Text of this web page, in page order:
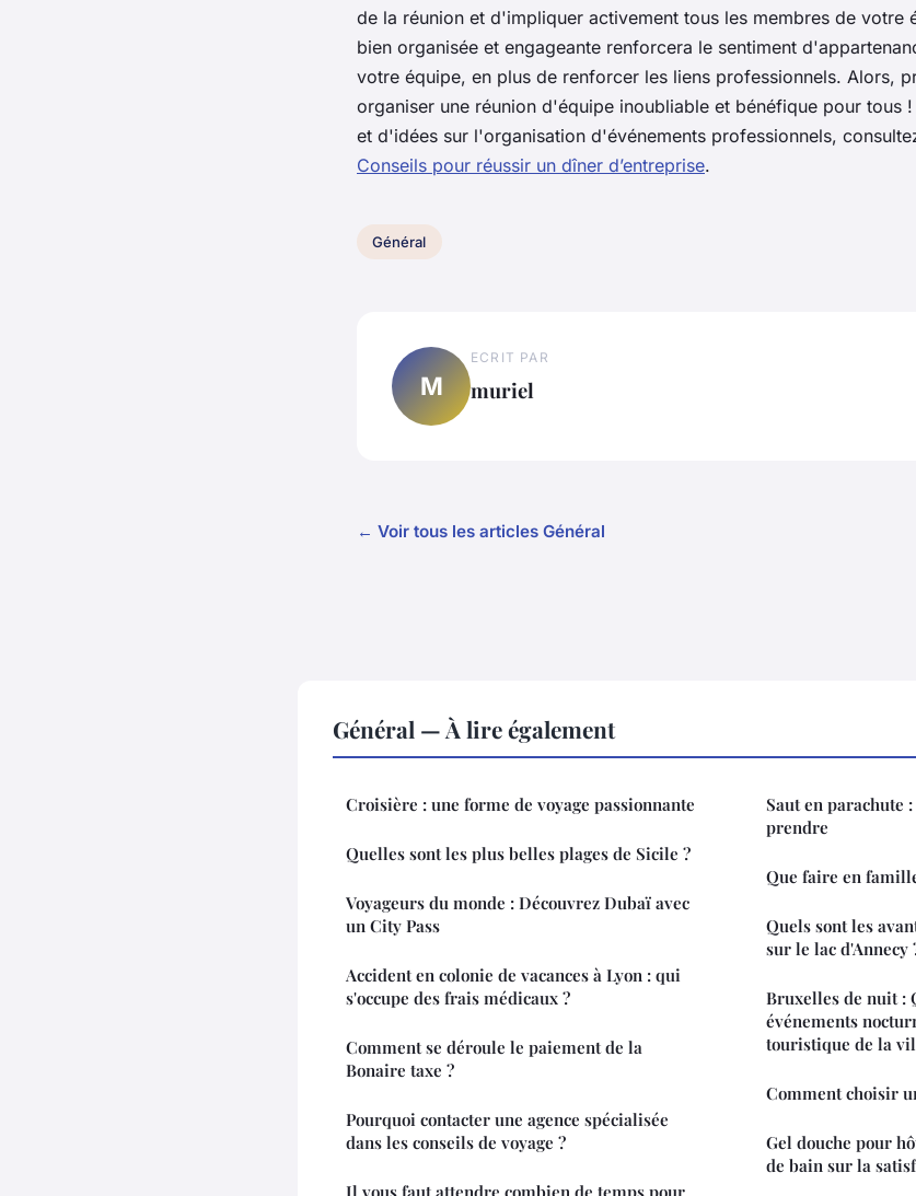
de la réunion et d'impliquer activement tous les membres de votre
bien organisée et engageante renforcera le sentiment
votre équipe, en plus de renforcer les liens professionnels. Alors,
organiser une réunion d'équipe inoubliable et bénéfique pour tous
et d'idées sur l'organisation d'événements professionnels,
Conseils pour réussir un dîner d’entreprise.
Général
M
ECRIT PAR
muriel
← Voir tous les articles Général
Général — À lire également
Croisière : une forme de voyage passionnante
Quelles sont les plus belles plages de Sicile ?
Voyageurs du monde : Découvrez Dubaï avec
un City Pass
Accident en colonie de vacances à Lyon : qui
s'occupe des frais médicaux ?
Comment se déroule le paiement de la
Bonaire taxe ?
Pourquoi contacter une agence spécialisée
dans les conseils de voyage ?
Il vous faut attendre combien de temps pour
Saut en parachute
prendre
Que faire en
Quels sont les
sur le lac d'Annecy
Bruxelles de nuit :
événements
touristique de la
Comment choisir
Gel douche pour
de bain sur la